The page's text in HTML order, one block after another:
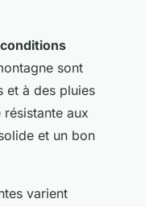
conditions
sont
et à des pluies
aux
et un bon
varient